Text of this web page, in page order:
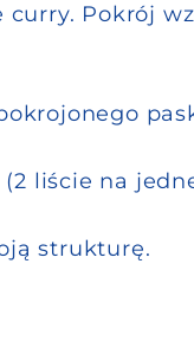
Pokrój
liście na
strukturę.